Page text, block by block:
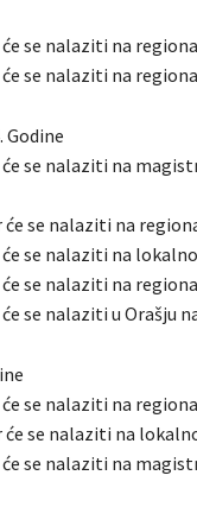
će se nalaziti na
se nalaziti na
Godine
će se nalaziti na
će se nalaziti na
će se nalaziti na
će se nalaziti na
se nalaziti u Orašju
će se nalaziti na
će se nalaziti na
će se nalaziti na